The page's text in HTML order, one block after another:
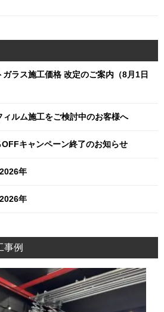
ガラス施工価格 改定のご案内（8月1日
ルム施工をご検討中のお客様へ
キャンペーン終了のお知らせ
年
年
事例